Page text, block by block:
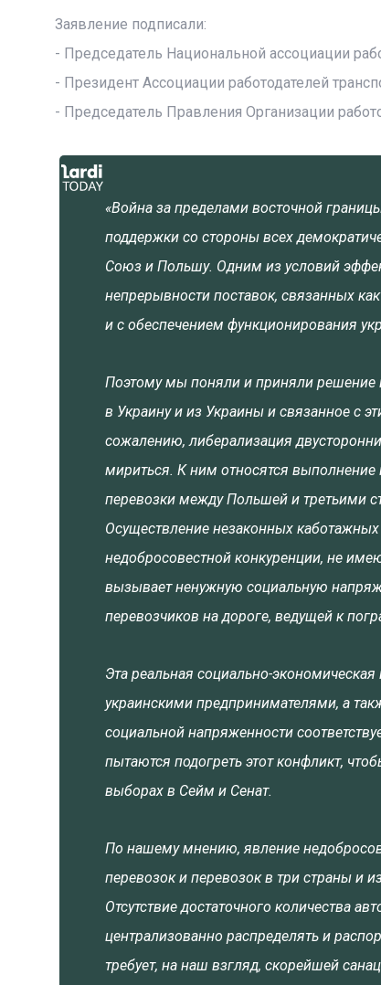
Заявление подписали:
- Председатель Национальной ассоциации
- Президент Ассоциации работодателей
- Председатель Правления Организации
«Война за пределами восточной
поддержки со стороны всех
Союз и Польшу. Одним из условий
непрерывности поставок, связанных
и с обеспечением функционирования
Поэтому мы поняли и приняли решение
в Украину и из Украины и связанное с
сожалению, либерализация
мириться. К ним относятся
перевозки между Польшей и третьими
Осуществление незаконных
недобросовестной конкуренции, не
вызывает ненужную социальную
перевозчиков на дороге, ведущей к
Эта реальная социально-
украинскими предпринимателями, а
социальной напряженности
пытаются подогреть этот конфликт,
выборах в Сейм и Сенат.
По нашему мнению, явление
перевозок и перевозок в три страны и
Отсутствие достаточного количества
централизованно распределять и
требует, на наш взгляд, скорейшей